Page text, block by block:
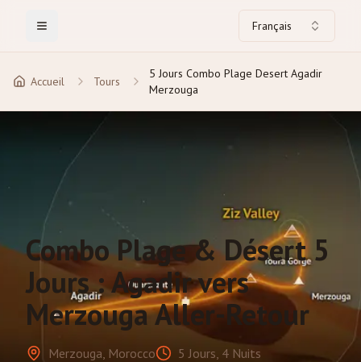
Toggle Menu Français
Accueil Tours
5 Jours Combo Plage Desert Agadir
Merzouga
Combo Plage & Désert 5
Jours : Agadir vers
Merzouga Aller-Retour
Merzouga, Morocco
5 Jours, 4 Nuits